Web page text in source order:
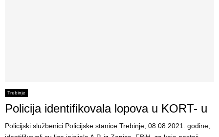
E
N
Trebinje
Policija identifikovala lopova u KORT- u
Policijski službenici Policijske stanice Trebinje, 08.08.2021. godine,